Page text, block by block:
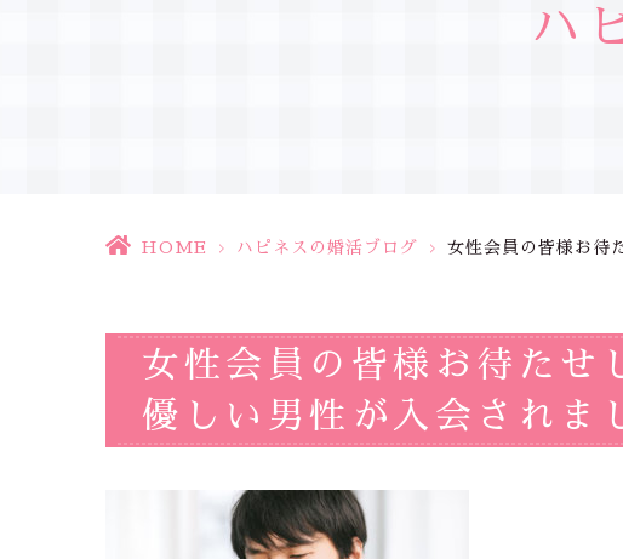
ハ
HOME > ハピネスの婚活ブログ > 女性会員の皆様お待
女性会員の皆様お待たせ
優しい男性が入会されま